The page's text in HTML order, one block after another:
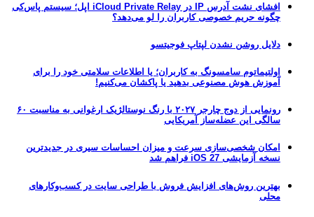
افشای نشت آدرس IP در iCloud Private Relay اپل؛ سیستم پاس‌کی
چگونه حریم خصوصی کاربران را لو می‌دهد؟
دلایل روشن نشدن لپتاپ فوجیتسو
اولتیماتوم سامسونگ به کاربران؛ یا اطلاعات سلامتی خود را برای
آموزش هوش مصنوعی بدهید یا پاکشان می‌کنیم!
رونمایی از دوج چارجر ۲۰۲۷ با رنگ نوستالژیک ارغوانی به مناسبت ۶۰
سالگی این عضله‌ساز آمریکایی
امکان شخصی‌سازی سرعت و میزان احساسات سیری در جدیدترین
نسخه آزمایشی iOS 27 فراهم شد
بهترین روش‌های افزایش فروش با طراحی سایت در کسب‌وکارهای
محلی